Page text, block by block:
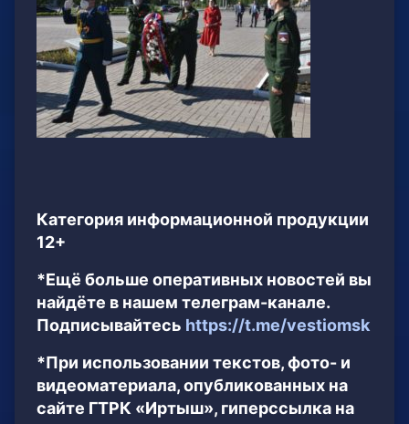
Категория информационной продукции
12+
*Ещё больше оперативных новостей вы
найдёте в нашем телеграм-канале.
Подписывайтесь https://t.me/vestiomsk
*При использовании текстов, фото- и
видеоматериала, опубликованных на
сайте ГТРК «Иртыш», гиперссылка на